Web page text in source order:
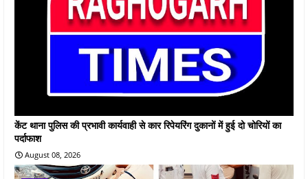
केंट थाना पुलिस की प्रभावी कार्यवाही से कार रिपेयरिंग दुकानों में हुई दो चोरियों का
पर्दाफाश
August 08, 2026